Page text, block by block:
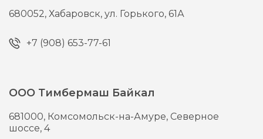
680052,Хабаровск,ул. Горького, 61А
+7 (908) 653-77-61
ООО Тимбермаш Байкал
681000, Комсомольск-на-Амуре, Северное
шоссе, 4